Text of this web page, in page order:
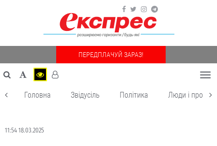
ПЕРЕДПЛАЧУЙ ЗАРАЗ!
Головна Звідусіль Політика Люди і
11:54 18.03.2025